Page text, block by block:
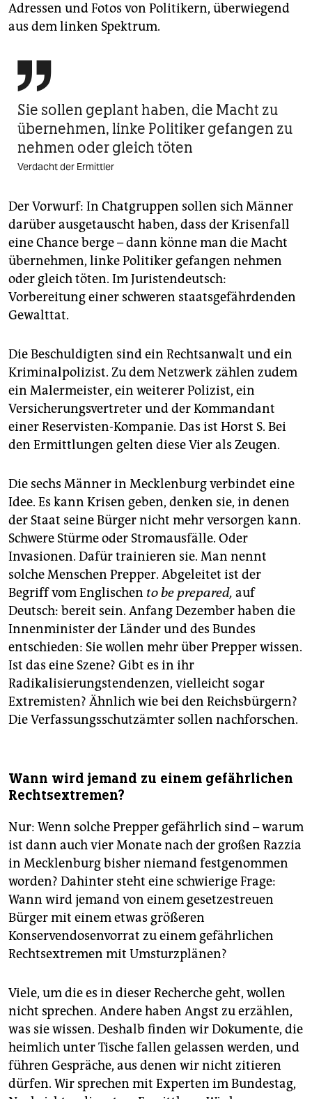
Adressen und Fotos von Politikern, überwiegend
aus dem linken Spektrum.

Sie sollen geplant haben, die Macht zu
übernehmen, linke Politiker gefangen zu
nehmen oder gleich töten
Verdacht der Ermittler
Der Vorwurf: In Chatgruppen sollen sich Männer
darüber ausgetauscht haben, dass der Krisenfall
eine Chance berge – dann könne man die Macht
übernehmen, linke Politiker gefangen nehmen
oder gleich töten. Im Juristendeutsch:
Vorbereitung einer schweren staatsgefährdenden
Gewalttat.
Die Beschuldigten sind ein Rechtsanwalt und ein
Kriminalpolizist. Zu dem Netzwerk zählen zudem
ein Malermeister, ein weiterer Polizist, ein
Versicherungsvertreter und der Kommandant
einer Reservisten-Kompanie. Das ist Horst S. Bei
den Ermittlungen gelten diese Vier als Zeugen.
Die sechs Männer in Mecklenburg verbindet eine
Idee. Es kann Krisen geben, denken sie, in denen
der Staat seine Bürger nicht mehr versorgen kann.
Schwere Stürme oder Stromausfälle. Oder
Invasionen. Dafür trainieren sie. Man nennt
solche Menschen Prepper. Abgeleitet ist der
Begriff vom Englischen to be prepared, auf
Deutsch: bereit sein. Anfang Dezember haben die
Innenminister der Länder und des Bundes
entschieden: Sie wollen mehr über Prepper wissen.
Ist das eine Szene? Gibt es in ihr
Radikalisierungstendenzen, vielleicht sogar
Extremisten? Ähnlich wie bei den Reichsbürgern?
Die Verfassungsschutzämter sollen nachforschen.
Wann wird jemand zu einem gefährlichen
Rechtsextremen?
Nur: Wenn solche Prepper gefährlich sind – warum
ist dann auch vier Monate nach der großen Razzia
in Mecklenburg bisher niemand festgenommen
worden? Dahinter steht eine schwierige Frage:
Wann wird jemand von einem gesetzestreuen
Bürger mit einem etwas größeren
Konservendosenvorrat zu einem gefährlichen
Rechtsextremen mit Umsturzplänen?
Viele, um die es in dieser Recherche geht, wollen
nicht sprechen. Andere haben Angst zu erzählen,
was sie wissen. Deshalb finden wir Dokumente, die
heimlich unter Tische fallen gelassen werden, und
führen Gespräche, aus denen wir nicht zitieren
dürfen. Wir sprechen mit Experten im Bundestag,